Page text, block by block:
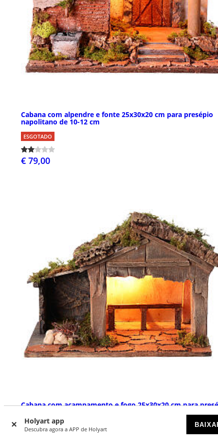
Holyart app
Descubra agora a APP de Holyart
Cabana com alpendre e fonte 25x30x20 cm para presépio
napolitano de 10-12 cm
ESGOTADO
€ 79,00
Cabana com acampamento e fogo 25x30x20 cm para
ESGOTADO